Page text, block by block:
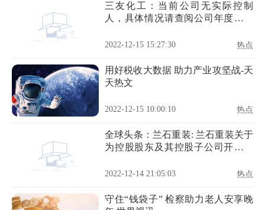
三友化工：当前公司无实际控制
人，具体情况请查阅公司年度报告
别说明 今日热门
2022-12-15 15:27:30 热点
用好税收大数据 助力产业攻坚战-天
天热文
2022-12-15 10:00:10 热点
全球头条：兰石重装: 兰石重装关于
为控股股东及其控股子公司开展融
公告
2022-12-14 21:05:03 热点
守住“钱袋子” 检察助力老人安享晚